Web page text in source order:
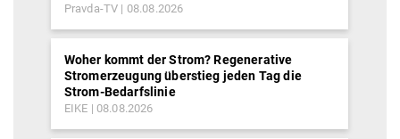
Pravda-TV 08.08.2026
Woher kommt der Strom? Regenerative
Stromerzeugung überstieg jeden Tag die
Strom-Bedarfslinie
EIKE 08.08.2026